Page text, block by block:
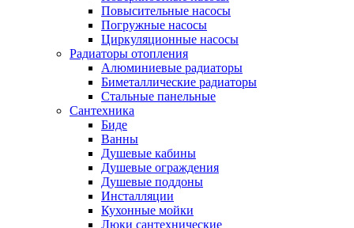
Повысительные насосы
Погружные насосы
Циркуляционные насосы
Радиаторы отопления
Алюминиевые радиаторы
Биметаллические радиаторы
Стальные панельные
Сантехника
Биде
Ванны
Душевые кабины
Душевые ограждения
Душевые поддоны
Инсталляции
Кухонные мойки
Люки сантехнические